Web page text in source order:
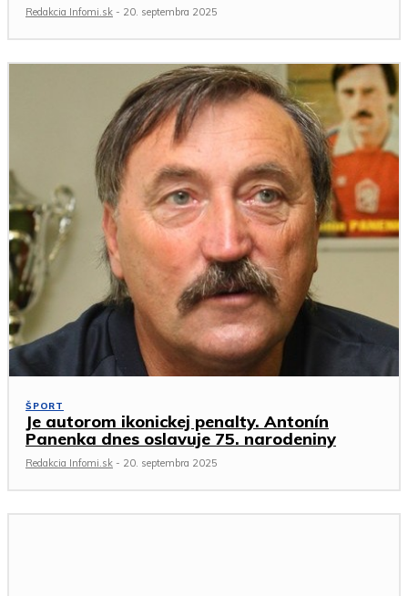
Redakcia Infomi.sk - 20. septembra 2025
ŠPORT
Je autorom ikonickej penalty. Antonín
Panenka dnes oslavuje 75. narodeniny
Redakcia Infomi.sk - 20. septembra 2025